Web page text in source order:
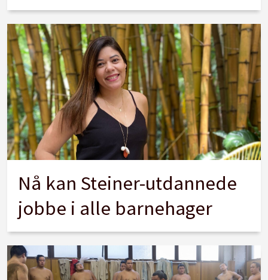
Nå kan Steiner-utdannede
jobbe i alle barnehager